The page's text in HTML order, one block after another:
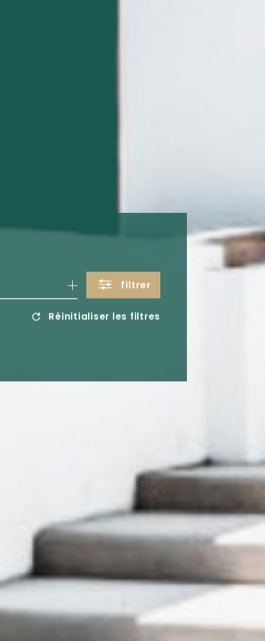
filtrer
Réinitialiser les filtres